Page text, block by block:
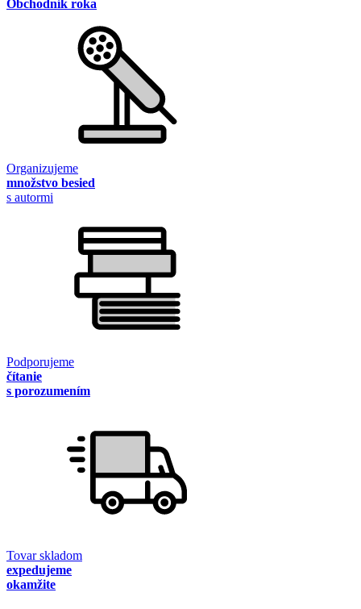
Obchodník roka
Organizujeme
množstvo besied
s autormi
Podporujeme
čítanie
s porozumením
Tovar skladom
expedujeme
okamžite